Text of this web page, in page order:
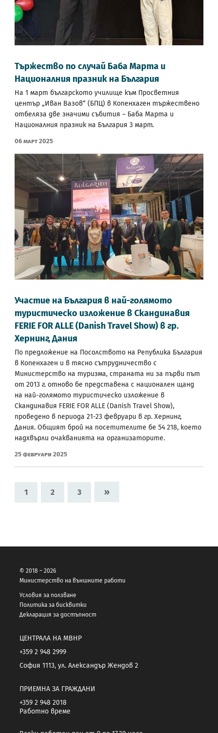
Тържество по случай Баба Марта и
Националния празник на България
На 1 март българското училище към Просветния
център „Иван Вазов“ (БПЦ) в Копенхаген тържествено
отбеляза две значими събития – Баба Марта и
Националния празник на България 3 март.
06 Март 2025
Участие на България в най-голямото
туристическо изложение в Скандинавия
FERIE FOR ALLE (Danish Travel Show) в гр.
Хернинг, Дания
По предложение на Посолството на Република България
в Копенхаген и в тясно сътрудничество с
Министерство на туризма, страната ни за първи път
от 2013 г. отново бе представена с национален щанд
на най-голямото туристическо изложение в
Скандинавия FERIE FOR ALLE (Danish Travel Show),
проведено в периода 21-23 февруари в гр. Хернинг,
Дания. Общият брой на посетителите бе 54 218, което
надхвърли очакванията на организаторите.
25 Февруари 2025
1 2 3 »
© 2018 – 2026
Министерство на външните работи
Условия за ползване
Политика за бисквитки
Декларация за достъпност
ЦЕНТРАЛА НА МВНР
+359 2 948 2999
София 1113, ул. Александър Жендов 2
ПРИЕМНА ЗА ГРАЖДАНИ
+359 2 948 2018
Работно време